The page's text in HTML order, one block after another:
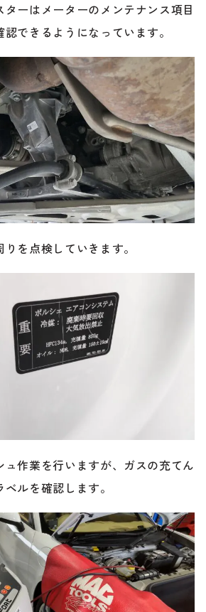
ターはメーターのメンテナンス項目
できるようになっています。
を点検していきます。
ュ作業を行いますが、ガスの充てん
ルを確認します。